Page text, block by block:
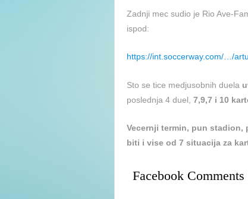
Zadnji mec sudio je Rio Ave-
ispod:
https://int.soccerway.com/…/
Sto se tice medjusobnih duela
poslednja 4 duel, 7,9,7 i 10
Vecernji termin, pun
biti i vise od 7 situacija za
Facebook Comments